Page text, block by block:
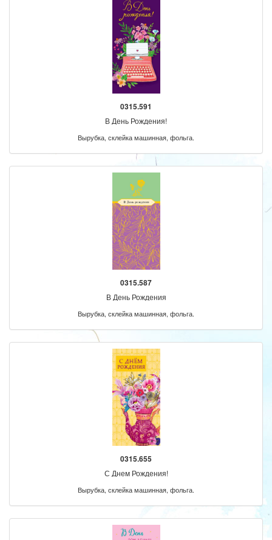
0315.591
В День Рождения!
Вырубка, склейка машинная, фольга.
0315.587
В День Рождения
Вырубка, склейка машинная, фольга.
0315.655
С Днем Рождения!
Вырубка, склейка машинная, фольга.